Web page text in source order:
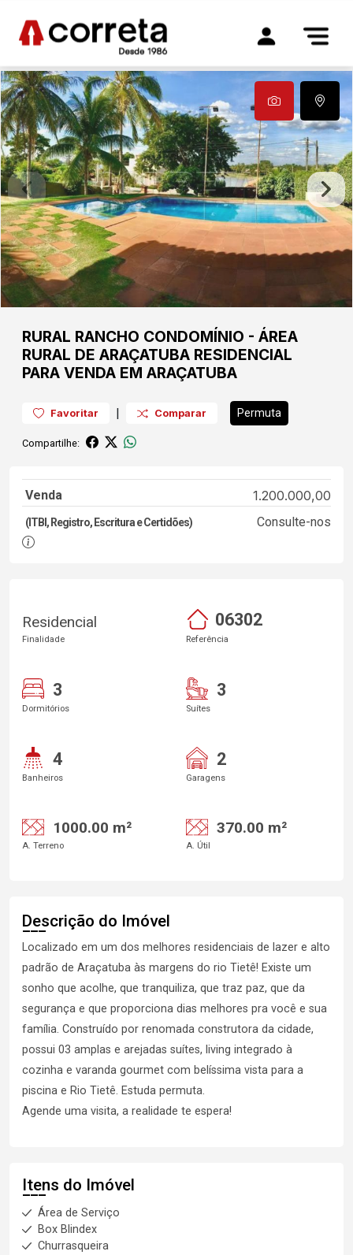
RURAL RANCHO CONDOMÍNIO - ÁREA
RURAL DE ARAÇATUBA RESIDENCIAL
PARA VENDA EM ARAÇATUBA
Favoritar | Comparar Permuta
Compartilhe:
Venda 1.200.000,00
(ITBI, Registro, Escritura e Certidões) Consulte-nos
Residencial
Finalidade
06302
Referência
3
Dormitórios
3
Suítes
4
Banheiros
2
Garagens
1000.00 m²
A. Terreno
370.00 m²
A. Útil
Descrição do Imóvel
Localizado em um dos melhores residenciais de lazer e alto
padrão de Araçatuba às margens do rio Tietê! Existe um
sonho que acolhe, que tranquiliza, que traz paz, que da
segurança e que proporciona dias melhores pra você e sua
família. Construído por renomada construtora da cidade,
possui 03 amplas e arejadas suítes, living integrado à
cozinha e varanda gourmet com belíssima vista para a
piscina e Rio Tietê. Estuda permuta.
Agende uma visita, a realidade te espera!
Itens do Imóvel
Área de Serviço
Box Blindex
Churrasqueira